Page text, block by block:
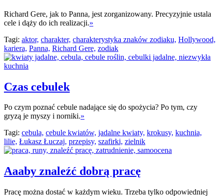
Richard Gere, jak to Panna, jest zorganizowany. Precyzyjnie ustala
cele i dąży do ich realizacji.»
Tagi: aktor, charakter, charakterystyka znaków zodiaku, Hollywood,
kariera, Panna, Richard Gere, zodiak
Czas cebulek
Po czym poznać cebule nadające się do spożycia? Po tym, czy
gryzą je myszy i norniki.»
Tagi: cebula, cebule kwiatów, jadalne kwiaty, krokusy, kuchnia,
lilie, Łukasz Łuczaj, przepisy, szafirki, zielnik
Aaaby znaleźć dobrą pracę
Pracę można dostać w każdym wieku. Trzeba tylko odpowiedniej